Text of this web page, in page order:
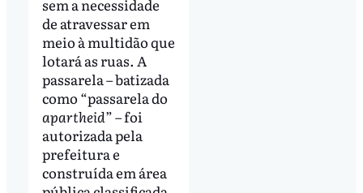
sem a necessidade
de atravessar em
meio à multidão que
lotará as ruas. A
passarela – batizada
como “passarela do
apartheid” – foi
autorizada pela
prefeitura e
construída em área